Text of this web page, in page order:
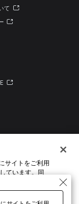
て
サイトをご利用
ています。​ 同